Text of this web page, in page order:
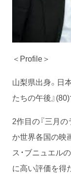
＜Profile＞
山梨県出身。日
たちの午後』
2作目の『三月
か世界各国の映
ス・ブニュエル
に高い評価を得